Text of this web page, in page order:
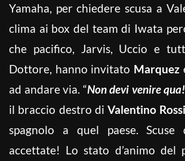
Yamaha, per chiedere scusa a
clima ai box del team di Iwata
che pacifico, Jarvis, Uccio e
Dottore, hanno invitato Marquez
ad andare via. “Non devi venire qua!
il braccio destro diValentino
spagnolo a quel paese. Scuse
accettate! Lo stato d’animo del